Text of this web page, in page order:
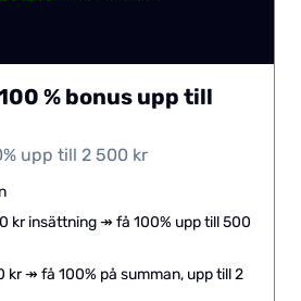
% bonus upp till
upp till 2 500 kr
kr insättning ↠ få 100% upp till 500
kr ↠ få 100% på summan, upp till 2